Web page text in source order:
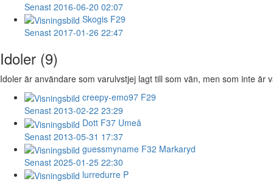
Senast 2016-06-20 02:07
Skogis F29
Senast 2017-01-26 22:47
Idoler (9)
Idoler är användare som varulvstjej lagt till som vän, men som inte är
creepy-emo97 F29
Senast 2013-02-22 23:29
Dott F37 Umeå
Senast 2013-05-31 17:37
guessmyname F32 Markaryd
Senast 2025-01-25 22:30
lurredurre P